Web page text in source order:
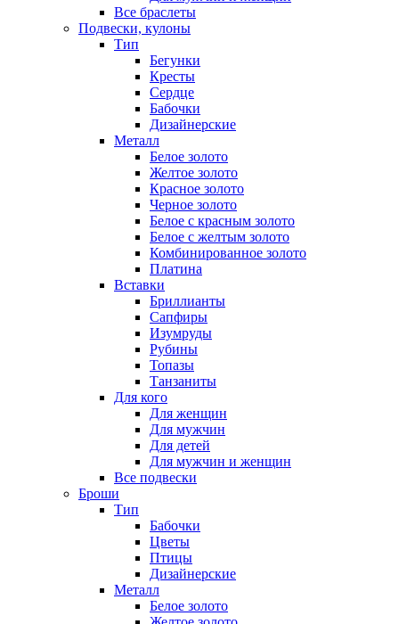
Все браслеты
Подвески, кулоны
Тип
Бегунки
Кресты
Сердце
Бабочки
Дизайнерские
Металл
Белое золото
Желтое золото
Красное золото
Черное золото
Белое с красным золото
Белое с желтым золото
Комбинированное золото
Платина
Вставки
Бриллианты
Сапфиры
Изумруды
Рубины
Топазы
Танзаниты
Для кого
Для женщин
Для мужчин
Для детей
Для мужчин и женщин
Все подвески
Броши
Тип
Бабочки
Цветы
Птицы
Дизайнерские
Металл
Белое золото